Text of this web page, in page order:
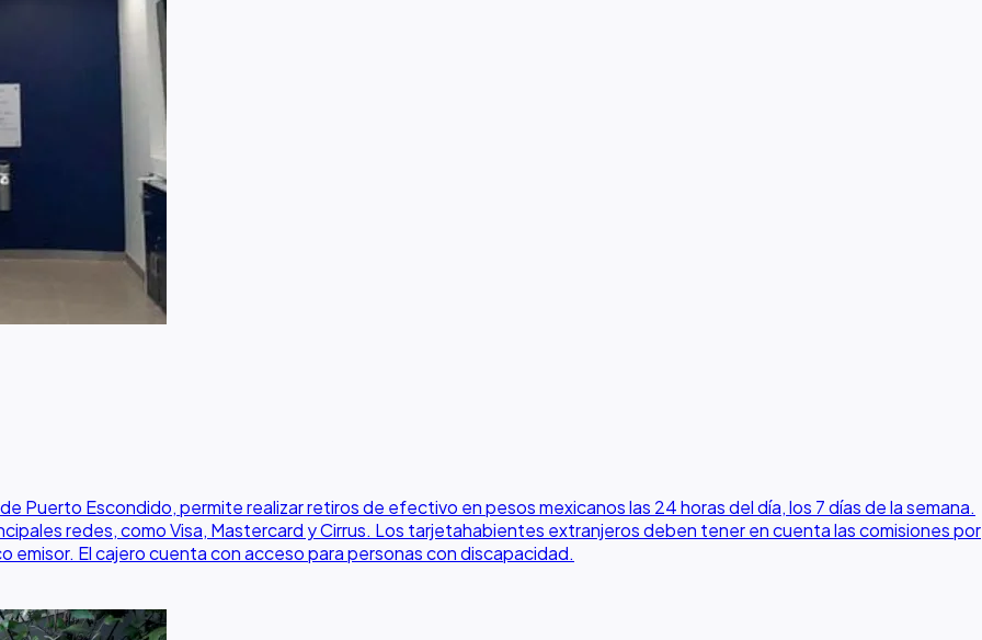
Puerto Escondido, permite realizar retiros de efectivo en pesos mexicanos las 24 horas del día, los 7 días de la semana.
redes, como Visa, Mastercard y Cirrus. Los tarjetahabientes extranjeros deben tener en cuenta las comisiones por
emisor. El cajero cuenta con acceso para personas con discapacidad.